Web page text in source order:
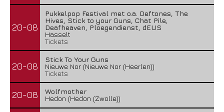
20-08
Pukkelpop Festival met o.a. Deftones, The
Hives, Stick to your Guns, Chat Pile,
Deafheaven, Ploegendienst, dEUS
Hasselt
Tickets
20-08
Stick To Your Guns
Nieuwe Nor (Nieuwe Nor (Heerlen))
Tickets
20-08
Wolfmother
Hedon (Hedon (Zwolle))